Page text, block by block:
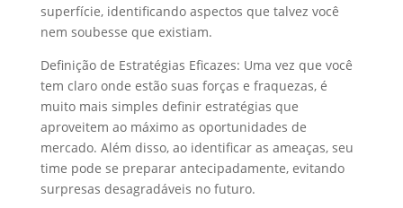
superfície, identificando aspectos que talvez você
nem soubesse que existiam.
Definição de Estratégias Eficazes: Uma vez que você
tem claro onde estão suas forças e fraquezas, é
muito mais simples definir estratégias que
aproveitem ao máximo as oportunidades de
mercado. Além disso, ao identificar as ameaças, seu
time pode se preparar antecipadamente, evitando
surpresas desagradáveis no futuro.